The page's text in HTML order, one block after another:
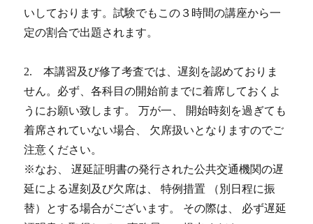
いしております。試験でもこの３時間の講座から一
定の割合で出題されます。
2. 本講習及び修了考査では、遅刻を認めておりま
せん。必ず、各科目の開始前までに着席しておくよ
うにお願い致します。 万が一、 開始時刻を過ぎても
着席されていない場合、 欠席扱いとなりますのでご
注意ください。
※なお、 遅延証明書の発行された公共交通機関の遅
延による遅刻及び欠席は、 特例措置 （別日程に振
替）とする場合がございます。 その際は、 必ず遅延